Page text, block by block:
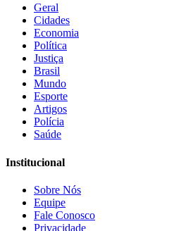
Geral
Cidades
Economia
Política
Justiça
Brasil
Mundo
Esporte
Artigos
Polícia
Saúde
Institucional
Sobre Nós
Equipe
Fale Conosco
Privacidade